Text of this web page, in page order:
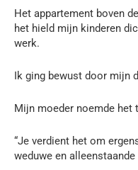
Het appartement boven
het hield mijn kinderen
werk.
Ik ging bewust door mijn
Mijn moeder noemde het
“Je verdient het om
weduwe en alleenstaande